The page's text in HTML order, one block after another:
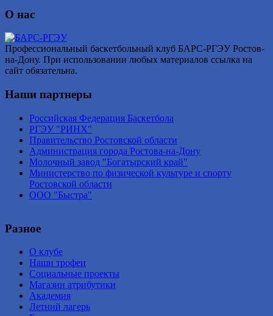
О нас
Профессиональный баскетбольный клуб БАРС-РГЭУ Ростов-
на-Дону. При использовании любых материалов ссылка на
сайт обязательна.
Наши партнеры
Российская Федерация Баскетбола
РГЭУ "РИНХ"
Правительство Ростовской области
Администрация города Ростова-на-Дону
Молочный завод "Богатырский край"
Министерство по физической культуре и спорту
Ростовской области
ООО "Быстра"
Разное
О клубе
Наши трофеи
Социальные проекты
Магазин атрибутики
Академия
Летний лагерь